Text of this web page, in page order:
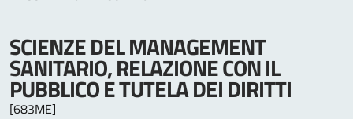
SCIENZE DEL MANAGEMENT
SANITARIO, RELAZIONE CON IL
PUBBLICO E TUTELA DEI DIRITTI
[683ME]